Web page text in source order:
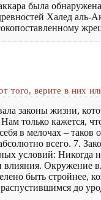
была
Халед аль-
того, верите в них
законы жизни,
только кажется,
в мелочах –
всего. 7.
условий:
Окружение
быть стройнее,
до